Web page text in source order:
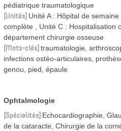
pédiatrique traumatologique
Unités Unité A : Hôpital de semaine
complète
Unité C : Hospitalisation
département chirurgie osseuse
Mots-clés traumatologie,
infections ostéo-articulaires,
genou, pied, épaule
Ophtalmologie
Spécialités Echocardiographie,
de la cataracte, Chirurgie de la